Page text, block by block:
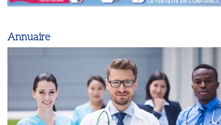
Annuaire